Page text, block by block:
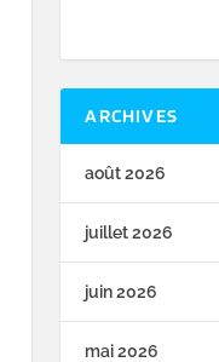
ARCHIVES
août 2026
juillet 2026
juin 2026
mai 2026